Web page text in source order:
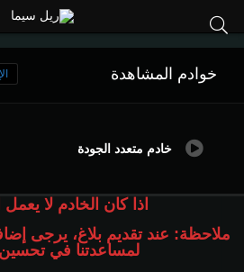
خوادم المشاهدة
خادم متعدد الجودة
اذا كان الخادم لا
ملاحظة: عند تقديم بلاغ، يرجى
لمساعدتنا في